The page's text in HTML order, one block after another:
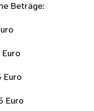
Beträge:
Euro
Euro
Euro